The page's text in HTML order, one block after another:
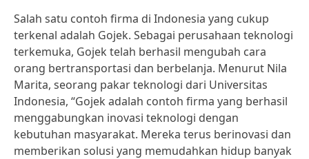
Salah satu contoh firma di Indonesia yang cukup
terkenal adalah Gojek. Sebagai perusahaan teknologi
terkemuka, Gojek telah berhasil mengubah cara
orang bertransportasi dan berbelanja. Menurut Nila
Marita, seorang pakar teknologi dari Universitas
Indonesia, “Gojek adalah contoh firma yang berhasil
menggabungkan inovasi teknologi dengan
kebutuhan masyarakat. Mereka terus berinovasi dan
memberikan solusi yang memudahkan hidup banyak